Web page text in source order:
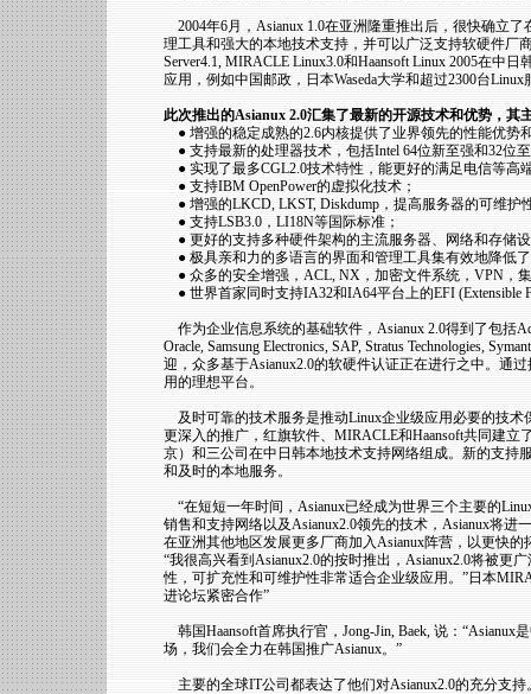
2004年6月，Asianux 1.0在亚洲隆重推出后，很快确立
理工具和强大的本地技术支持，并可以广泛支持软硬件厂
Server4.1, MIRACLE Linux3.0和Haansoft Linux 2005在中
应用，例如中国邮政，日本Waseda大学和超过2300台
此次推出的Asianux 2.0汇集了最新的开源技术和优势，其
● 增强的稳定成熟的2.6内核提供了业界领先的性能优势
● 支持最新的处理器技术，包括Intel 64位新至强和32位
● 实现了最多CGL2.0技术特性，能更好的满足电信等高
● 支持IBM OpenPower的虚拟化技术；
● 增强的LKCD, LKST, Diskdump，提高服务器的可维护
● 支持LSB3.0，LI18N等国际标准；
● 更好的支持多种硬件架构的主流服务器、网络和存储
● 极具亲和力的多语言的界面和管理工具集有效地降低
● 众多的安全增强，ACL, NX，加密文件系统，VPN，
● 世界首家同时支持IA32和IA64平台上的EFI (Extensible
作为企业信息系统的基础软件，Asianux 2.0得到了包括
Oracle, Samsung Electronics, SAP, Stratus Technologies,
迎，众多基于Asianux2.0的软硬件认证正在进行之中。通
用的理想平台。
及时可靠的技术服务是推动Linux企业级应用必要的技术
更深入的推广，红旗软件、MIRACLE和Haansoft共同建
京）和三公司在中日韩本地技术支持网络组成。新的支持
和及时的本地服务。
“在短短一年时间，Asianux已经成为世界三个主要的
销售和支持网络以及Asianux2.0领先的技术，Asianux将
在亚洲其他地区发展更多厂商加入Asianux阵营，以更快的
“我很高兴看到Asianux2.0的按时推出，Asianux2.0将被更
性，可扩充性和可维护性非常适合企业级应用。”日本
进论坛紧密合作”
韩国Haansoft首席执行官，Jong-Jin, Baek, 说：
场，我们会全力在韩国推广Asianux。”
主要的全球IT公司都表达了他们对Asianux2.0的充分支